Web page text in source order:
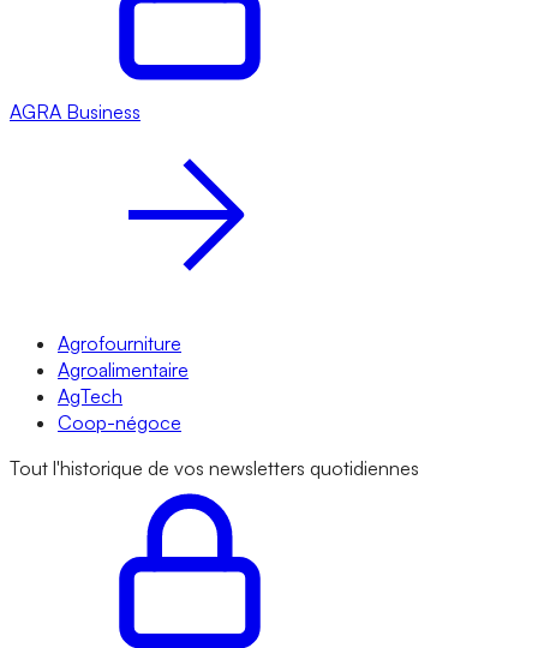
AGRA Business
Agrofourniture
Agroalimentaire
AgTech
Coop-négoce
Tout l'historique de vos newsletters quotidiennes